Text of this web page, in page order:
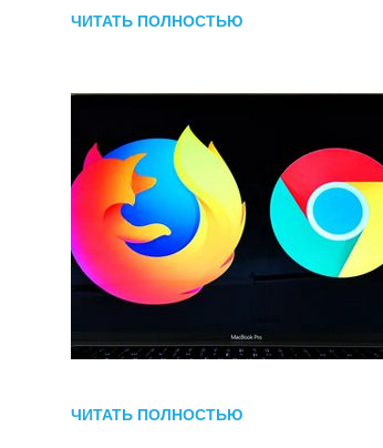
ЧИТАТЬ ПОЛНОСТЬЮ
ЧИТАТЬ ПОЛНОСТЬЮ